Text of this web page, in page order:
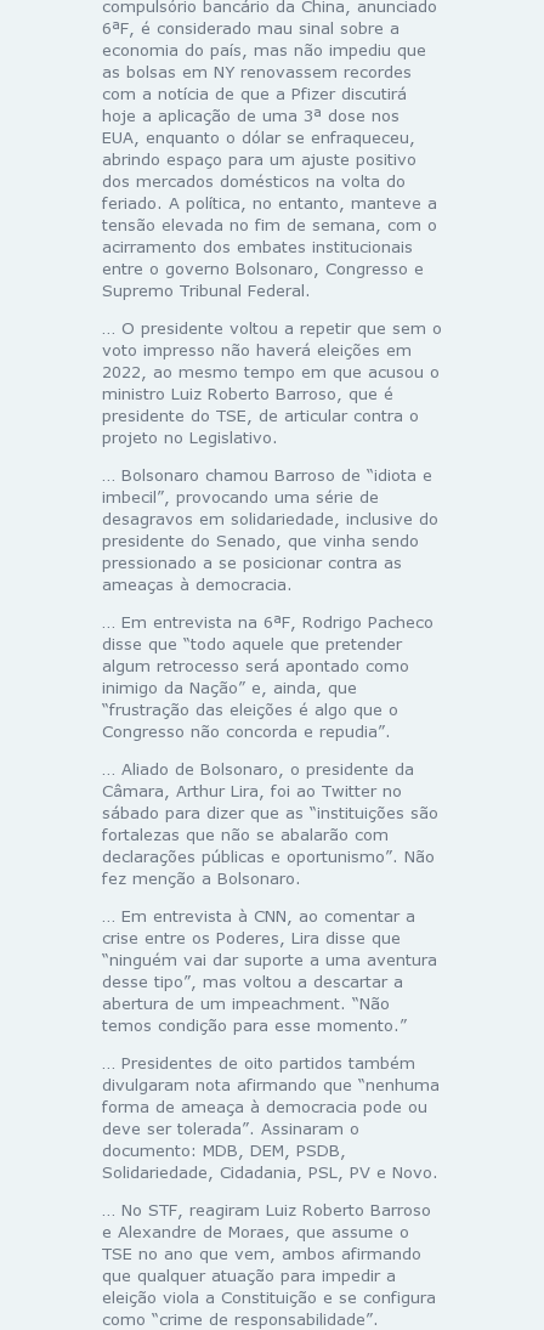
compulsório bancário da China, anunciado
6ªF, é considerado mau sinal sobre a
economia do país, mas não impediu que
as bolsas em NY renovassem recordes
com a notícia de que a Pfizer discutirá
hoje a aplicação de uma 3ª dose nos
EUA, enquanto o dólar se enfraqueceu,
abrindo espaço para um ajuste positivo
dos mercados domésticos na volta do
feriado. A política, no entanto, manteve a
tensão elevada no fim de semana, com o
acirramento dos embates institucionais
entre o governo Bolsonaro, Congresso e
Supremo Tribunal Federal.
… O presidente voltou a repetir que sem o
voto impresso não haverá eleições em
2022, ao mesmo tempo em que acusou o
ministro Luiz Roberto Barroso, que é
presidente do TSE, de articular contra o
projeto no Legislativo.
… Bolsonaro chamou Barroso de “idiota e
imbecil”, provocando uma série de
desagravos em solidariedade, inclusive do
presidente do Senado, que vinha sendo
pressionado a se posicionar contra as
ameaças à democracia.
… Em entrevista na 6ªF, Rodrigo Pacheco
disse que “todo aquele que pretender
algum retrocesso será apontado como
inimigo da Nação” e, ainda, que
“frustração das eleições é algo que o
Congresso não concorda e repudia”.
… Aliado de Bolsonaro, o presidente da
Câmara, Arthur Lira, foi ao Twitter no
sábado para dizer que as “instituições são
fortalezas que não se abalarão com
declarações públicas e oportunismo”. Não
fez menção a Bolsonaro.
… Em entrevista à CNN, ao comentar a
crise entre os Poderes, Lira disse que
“ninguém vai dar suporte a uma aventura
desse tipo”, mas voltou a descartar a
abertura de um impeachment. “Não
temos condição para esse momento.”
… Presidentes de oito partidos também
divulgaram nota afirmando que “nenhuma
forma de ameaça à democracia pode ou
deve ser tolerada”. Assinaram o
documento: MDB, DEM, PSDB,
Solidariedade, Cidadania, PSL, PV e Novo.
… No STF, reagiram Luiz Roberto Barroso
e Alexandre de Moraes, que assume o
TSE no ano que vem, ambos afirmando
que qualquer atuação para impedir a
eleição viola a Constituição e se configura
como “crime de responsabilidade”.